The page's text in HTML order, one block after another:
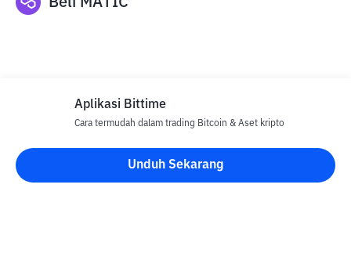
Disclaimer
Semua Artikel pada website ini hanya bersifat informasi dan
Aplikasi Bittime
Cara termudah dalam trading Bitcoin & Aset kripto
Unduh Sekarang